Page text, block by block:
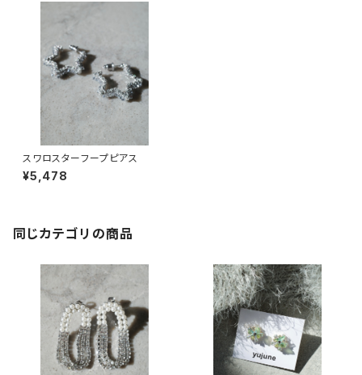
スワロスターフープピアス
¥5,478
同じカテゴリの商品